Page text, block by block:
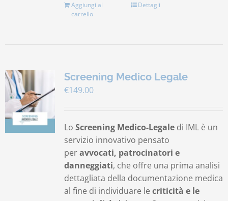
Aggiungi al
carrello
Dettagli
Screening Medico Legale
€149.00
Lo Screening Medico-Legaledi IML è un
servizio innovativo pensato
peravvocati, patrocinatori e
danneggiati, che offre una prima analisi
dettagliata della documentazione medica
al fine di individuare le criticità e le